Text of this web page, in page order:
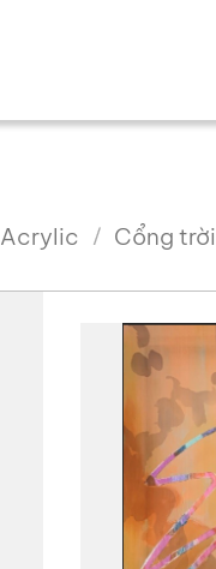
Acrylic Cổng trời